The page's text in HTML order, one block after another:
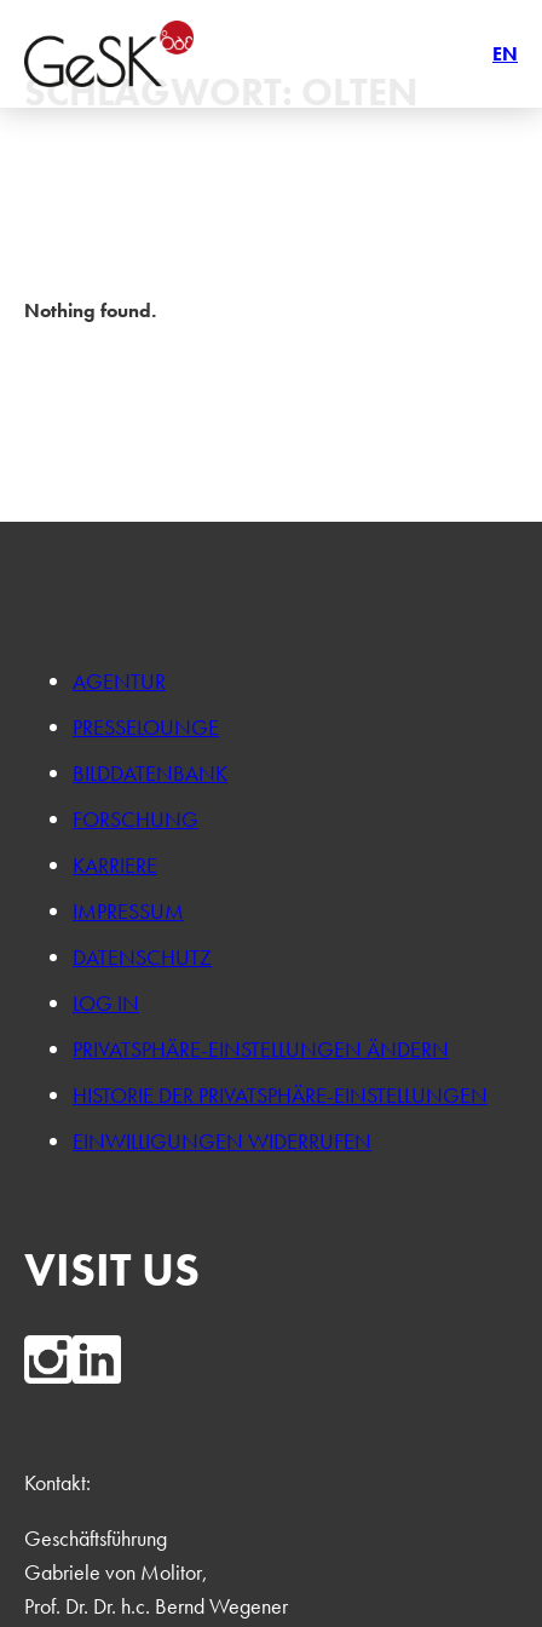
EN
SCHLAGWORT:
Nothing found.
AGENTUR
PRESSELOUNGE
BILDDATENBANK
FORSCHUNG
KARRIERE
IMPRESSUM
DATENSCHUTZ
LOG IN
PRIVATSPHÄRE-EINSTELLUNGEN ÄNDERN
HISTORIE DER PRIVATSPHÄRE-EINSTELLUNGEN
EINWILLIGUNGEN WIDERRUFEN
VISIT US
Kontakt:
Geschäftsführung
Gabriele von Molitor,
Prof. Dr. Dr. h.c. Bernd Wegener